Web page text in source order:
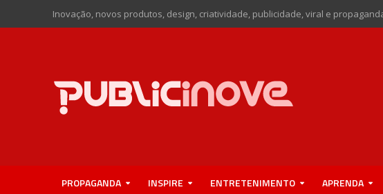
Inovação, novos produtos, design, criatividade, publicidade, viral e
PROPAGANDA INSPIRE ENTRETENIMENTO APRENDA